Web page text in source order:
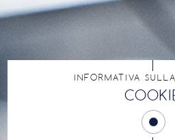
INFORMATIVA